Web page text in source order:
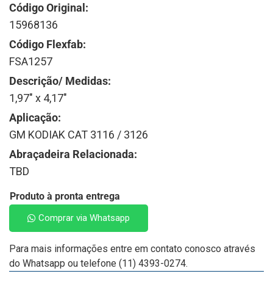
Código Original:
15968136
Código Flexfab:
FSA1257
Descrição/ Medidas:
1,97" x 4,17"
Aplicação:
GM KODIAK CAT 3116 / 3126
Abraçadeira Relacionada:
TBD
Produto à pronta entrega
Comprar via Whatsapp
Para mais informações entre em contato conosco através
do Whatsapp ou telefone (11) 4393-0274.